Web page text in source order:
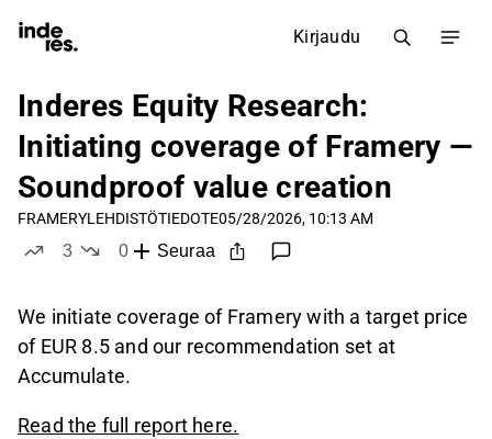
Kirjaudu
Inderes Equity Research:
Initiating coverage of Framery —
Soundproof value creation
FRAMERYLEHDISTÖTIEDOTE05/28/2026, 10:13 AM
3
0
Seuraa
We initiate coverage of Framery with a target price
of EUR 8.5 and our recommendation set at
Accumulate.
Read the full report here.